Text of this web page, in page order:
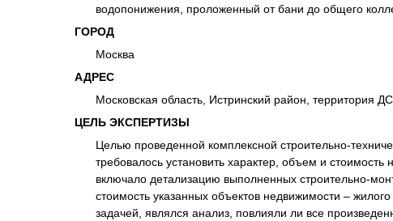
водопонижения, проложенный от бани до общего
ГОРОД
Москва
АДРЕС
Московская область, Истринский район,
ЦЕЛЬ ЭКСПЕРТИЗЫ
Целью проведенной комплексной строительно-
требовалось установить характер, объем и
включало детализацию выполненных строительно-
стоимость указанных объектов недвижимости –
задачей, являлся анализ, повлияли ли все